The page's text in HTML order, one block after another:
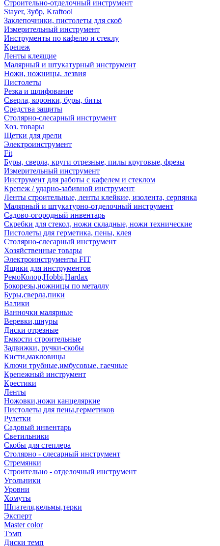
Строительно-отделочный инструмент
Stayer, Зубр, Kraftool
Заклепочники, пистолеты для скоб
Измерительный инструмент
Инструменты по кафелю и стеклу
Крепеж
Ленты клеящие
Малярный и штукатурный инструмент
Ножи, ножницы, лезвия
Пистолеты
Резка и шлифование
Сверла, коронки, буры, биты
Средства защиты
Столярно-слесарный инструмент
Хоз. товары
Щетки для дрели
Электроинструмент
Fit
Буры, сверла, круги отрезные, пилы круговые, фрезы
Измерительный инструмент
Инструмент для работы с кафелем и стеклом
Крепеж / ударно-забивной инструмент
Ленты строительные, ленты клейкие, изолента, серпянка
Малярный и штукатурно-отделочный инструмент
Садово-огородный инвентарь
Скребки для стекол, ножи складные, ножи технические
Пистолеты для герметика, пены, клея
Столярно-слесарный инструмент
Хозяйственные товары
Электроинструменты FIT
Ящики для инструментов
РемоКолор,Hobbi,Hardax
Бокорезы,ножницы по металлу
Буры,сверла,пики
Валики
Ванночки малярные
Веревки,шнуры
Диски отрезные
Емкости строительные
Задвижки, ручки-скобы
Кисти,макловицы
Ключи трубные,имбусовые, гаечные
Крепежный инструмент
Крестики
Ленты
Ножовки,ножи канцеляркие
Пистолеты для пены,герметиков
Рулетки
Садовый инвентарь
Светильники
Скобы для степлера
Столярно - слесарный инструмент
Стремянки
Строительно - отделочный инструмент
Угольники
Уровни
Хомуты
Шпателя,кельмы,терки
Эксперт
Master color
Тэмп
Диски темп